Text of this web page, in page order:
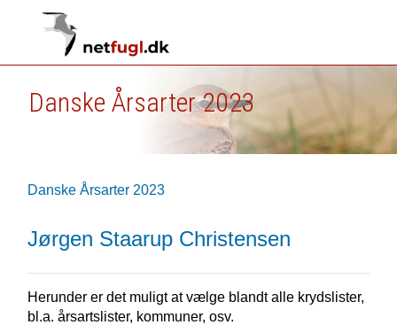
Danske Årsarter 2023
Danske Årsarter 2023
Jørgen Staarup Christensen
Herunder er det muligt at vælge blandt alle krydslister,
bl.a. årsartslister, kommuner, osv.